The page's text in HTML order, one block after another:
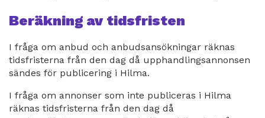
Beräkning av tidsfristen
I fråga om anbud och anbudsansökningar räknas
tidsfristerna från den dag då upphandlingsannonsen
sändes för publicering i Hilma.
I fråga om annonser som inte publiceras i Hilma
räknas tidsfristerna från den dag då